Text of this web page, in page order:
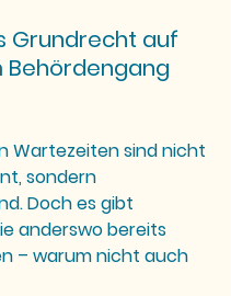
Grundrecht auf
Behördengang
Wartezeiten sind nicht
sondern
Doch es gibt
anderswo bereits
– warum nicht auch